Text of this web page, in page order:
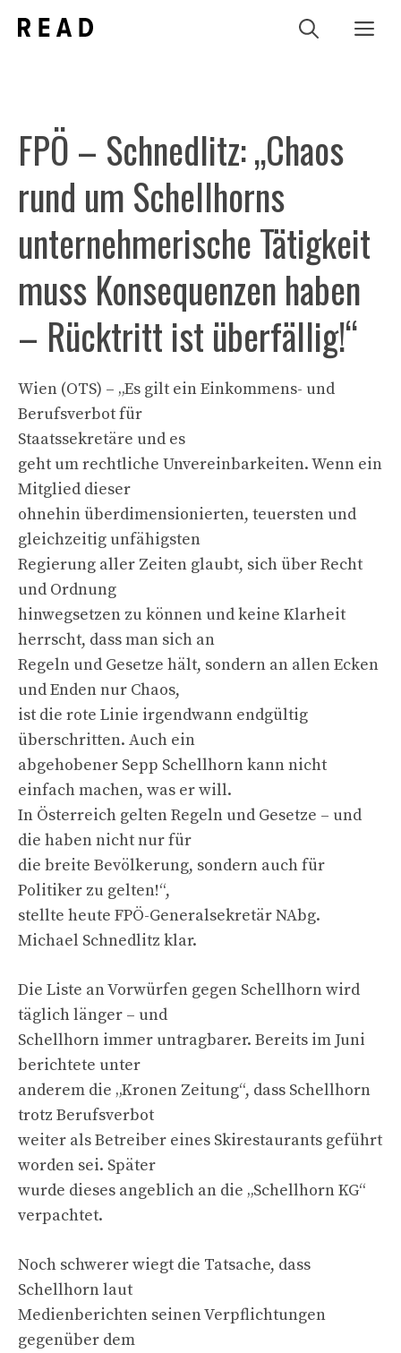
Inhalt
FPÖ – Schnedlitz: „Chaos
rund um Schellhorns
unternehmerische Tätigkeit
muss Konsequenzen haben
– Rücktritt ist überfällig!“
Wien (OTS) – „Es gilt ein Einkommens- und
Berufsverbot für
Staatssekretäre und es
geht um rechtliche Unvereinbarkeiten. Wenn ein
Mitglied dieser
ohnehin überdimensionierten, teuersten und
gleichzeitig unfähigsten
Regierung aller Zeiten glaubt, sich über Recht
und Ordnung
hinwegsetzen zu können und keine Klarheit
herrscht, dass man sich an
Regeln und Gesetze hält, sondern an allen Ecken
und Enden nur Chaos,
ist die rote Linie irgendwann endgültig
überschritten. Auch ein
abgehobener Sepp Schellhorn kann nicht
einfach machen, was er will.
In Österreich gelten Regeln und Gesetze – und
die haben nicht nur für
die breite Bevölkerung, sondern auch für
Politiker zu gelten!“,
stellte heute FPÖ-Generalsekretär NAbg.
Michael Schnedlitz klar.
Die Liste an Vorwürfen gegen Schellhorn wird
täglich länger – und
Schellhorn immer untragbarer. Bereits im Juni
berichtete unter
anderem die „Kronen Zeitung“, dass Schellhorn
trotz Berufsverbot
weiter als Betreiber eines Skirestaurants geführt
worden sei. Später
wurde dieses angeblich an die „Schellhorn KG“
verpachtet.
Noch schwerer wiegt die Tatsache, dass
Schellhorn laut
Medienberichten seinen Verpflichtungen
gegenüber dem